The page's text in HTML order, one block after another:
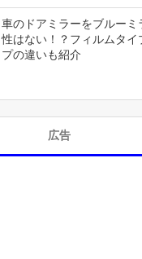
車のドアミラーをブルーミ
性はない！？フィルムタイ
プの違いも紹介
広告